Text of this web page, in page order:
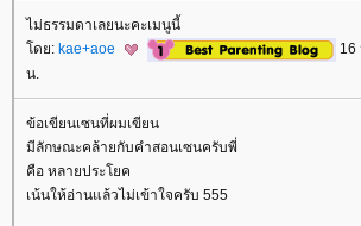
ไม่ธรรมดาเลยนะคะเมนูนี้
ดย: kae+aoe
16
น.
ข้อเขียนเซนที่ผมเขียน
มีลักษณะคล้ายกับคำสอนเซนครับพี่
คือ หลายประโยค
เน้นให้อ่านแล้วไม่เข้าใจครับ 555